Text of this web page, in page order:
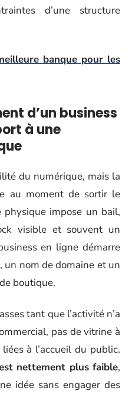
d’une structure
banque pour les
d’un business
à une
du numérique, mais la
au moment de sortir le
impose un bail,
visible et souvent un
en ligne démarre
un nom de domaine et un
boutique.
tant que l’activité n’a
pas de vitrine à
à l’accueil du public.
nettement plus faible,
idée sans engager des